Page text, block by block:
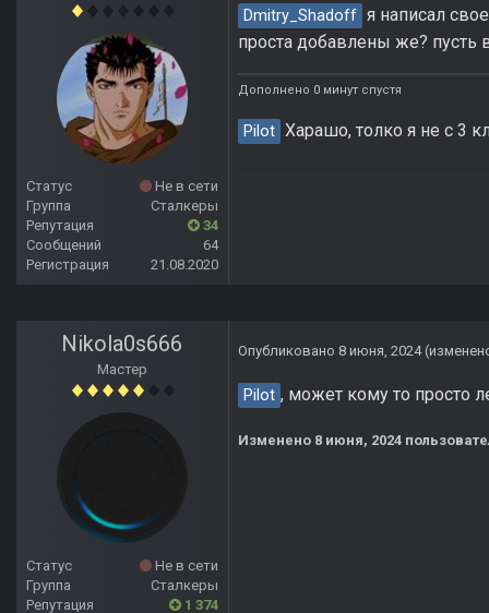
Статус
Не в сети
Группа
Сталкеры
Репутация
34
Сообщений
64
Регистрация
21.08.2020
Dmitry_Shadoff я написал
проста добавлены же?
Дополнено 0 минут спустя
Pilot Харашо, толко я не с 3
Nikola0s666
Мастер
Статус
Не в сети
Группа
Сталкеры
Репутация
1 374
Опубликовано 8 июня, 2024
Pilot , может кому то просто
Изменено 8 июня, 2024